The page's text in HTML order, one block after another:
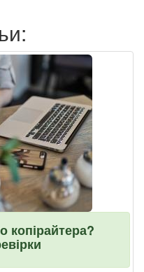
копірайтера?